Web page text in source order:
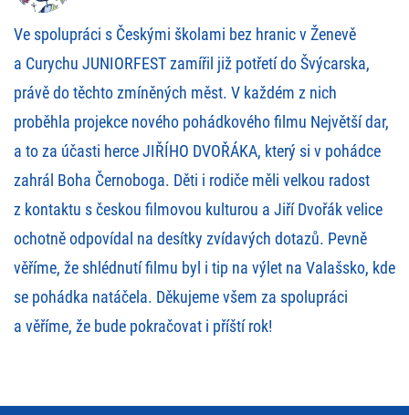
Ve spolupráci s Českými školami bez hranic v Ženevě
a Curychu JUNIORFEST zamířil již potřetí do Švýcarska,
právě do těchto zmíněných měst. V každém z nich
proběhla projekce nového pohádkového filmu Největší dar,
a to za účasti herce JIŘÍHO DVOŘÁKA, který si v pohádce
zahrál Boha Černoboga. Děti i rodiče měli velkou radost
z kontaktu s českou filmovou kulturou a Jiří Dvořák velice
ochotně odpovídal na desítky zvídavých dotazů. Pevně
věříme, že shlédnutí filmu byl i tip na výlet na Valašsko, kde
se pohádka natáčela. Děkujeme všem za spolupráci
a věříme, že bude pokračovat i příští rok!